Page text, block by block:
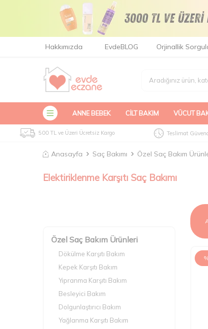
Hakkımızda EvdeBLOG Orjinallik
ANNE BEBEK CILT BAKIM VÜCUT
500 TL ve Üzeri Ücretsiz Kargo Teslimat
Anasayfa Saç Bakımı Özel Saç Bakım
Elektiriklenme Karşıtı Saç Bakımı
Özel Saç Bakım Ürünleri
Dökülme Karşıtı Bakım
Kepek Karşıtı Bakım
Yıpranma Karşıtı Bakım
Besleyici Bakım
Dolgunlaştırıcı Bakım
Yağlanma Karşıtı Bakım